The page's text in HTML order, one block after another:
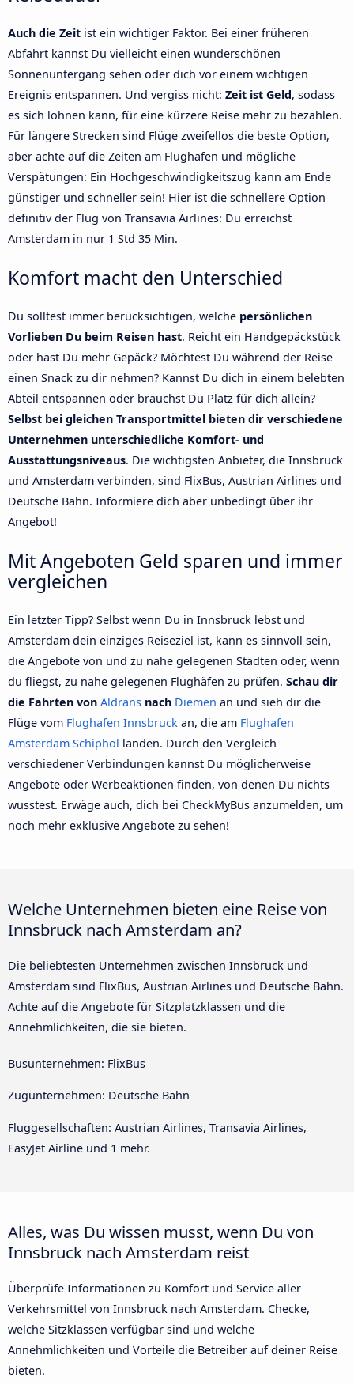
Auch die Zeit ist ein wichtiger Faktor. Bei einer früheren
Abfahrt kannst Du vielleicht einen wunderschönen
Sonnenuntergang sehen oder dich vor einem wichtigen
Ereignis entspannen. Und vergiss nicht: Zeit ist Geld, sodass
es sich lohnen kann, für eine kürzere Reise mehr zu bezahlen.
Für längere Strecken sind Flüge zweifellos die beste Option,
aber achte auf die Zeiten am Flughafen und mögliche
Verspätungen: Ein Hochgeschwindigkeitszug kann am Ende
günstiger und schneller sein! Hier ist die schnellere Option
definitiv der Flug von Transavia Airlines: Du erreichst
Amsterdam in nur 1 Std 35 Min.
Komfort macht den Unterschied
Du solltest immer berücksichtigen, welche persönlichen
Vorlieben Du beim Reisen hast. Reicht ein Handgepäckstück
oder hast Du mehr Gepäck? Möchtest Du während der Reise
einen Snack zu dir nehmen? Kannst Du dich in einem belebten
Abteil entspannen oder brauchst Du Platz für dich allein?
Selbst bei gleichen Transportmittel bieten dir verschiedene
Unternehmen unterschiedliche Komfort- und
Ausstattungsniveaus. Die wichtigsten Anbieter, die Innsbruck
und Amsterdam verbinden, sind FlixBus, Austrian Airlines und
Deutsche Bahn. Informiere dich aber unbedingt über ihr
Angebot!
Mit Angeboten Geld sparen und immer
vergleichen
Ein letzter Tipp? Selbst wenn Du in Innsbruck lebst und
Amsterdam dein einziges Reiseziel ist, kann es sinnvoll sein,
die Angebote von und zu nahe gelegenen Städten oder, wenn
du fliegst, zu nahe gelegenen Flughäfen zu prüfen. Schau dir
die Fahrten von Aldrans nach Diemen an und sieh dir die
Flüge vom Flughafen Innsbruck an, die am Flughafen
Amsterdam Schiphol landen. Durch den Vergleich
verschiedener Verbindungen kannst Du möglicherweise
Angebote oder Werbeaktionen finden, von denen Du nichts
wusstest. Erwäge auch, dich bei CheckMyBus anzumelden, um
noch mehr exklusive Angebote zu sehen!
Welche Unternehmen bieten eine Reise von
Innsbruck nach Amsterdam an?
Die beliebtesten Unternehmen zwischen Innsbruck und
Amsterdam sind FlixBus, Austrian Airlines und Deutsche Bahn.
Achte auf die Angebote für Sitzplatzklassen und die
Annehmlichkeiten, die sie bieten.
Busunternehmen: FlixBus
Zugunternehmen: Deutsche Bahn
Fluggesellschaften: Austrian Airlines, Transavia Airlines,
EasyJet Airline und 1 mehr.
Alles, was Du wissen musst, wenn Du von
Innsbruck nach Amsterdam reist
Überprüfe Informationen zu Komfort und Service aller
Verkehrsmittel von Innsbruck nach Amsterdam. Checke,
welche Sitzklassen verfügbar sind und welche
Annehmlichkeiten und Vorteile die Betreiber auf deiner Reise
bieten.